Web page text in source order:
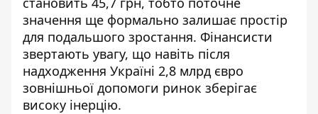
значення ще формально залишає простір
для подальшого зростання. Фінансисти
звертають увагу, що навіть після
надходження Україні 2,8 млрд євро
зовнішньої допомоги ринок зберігає
високу інерцію.